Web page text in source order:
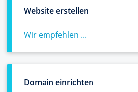
Website erstellen
Wir empfehlen ...
Domain einrichten